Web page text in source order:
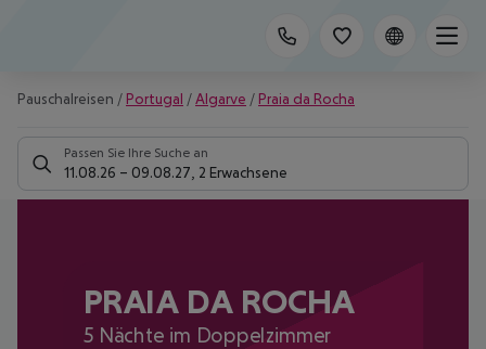
Pauschalreisen / Portugal /Algarve / Praia da Rocha
Passen Sie Ihre Suche an
11.08.26 – 09.08.27 2 Erwachsene
PRAIA DA ROCHA
5 Nächte im Doppelzimmer